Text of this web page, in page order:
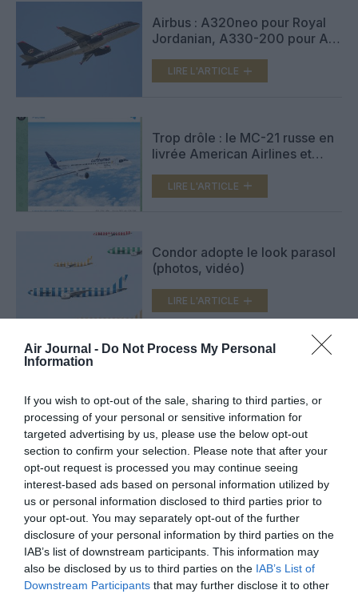
Air Journal - Do Not Process My Personal
Information
If you wish to opt-out of the sale, sharing to third parties, or
processing of your personal or sensitive information for
targeted advertising by us, please use the below opt-out
section to confirm your selection. Please note that after your
opt-out request is processed you may continue seeing
interest-based ads based on personal information utilized by
us or personal information disclosed to third parties prior to
your opt-out. You may separately opt-out of the further
disclosure of your personal information by third parties on the
IAB’s list of downstream participants. This information may
also be disclosed by us to third parties on the IAB’s List of
Downstream Participants that may further disclose it to other
Airbus : A320neo pour Royal
Jordanian, A330-200 pour Air
livrée de l’A350F
LIRE L'ARTICLE
Trop drôle : le MC-21 russe en
livrée American Airlines et
LIRE L'ARTICLE
Condor adopte le look parasol
(photos, vidéo)
LIRE L'ARTICLE
LIRE L'ARTICLE
VOIR PLUS D'ARTICLES
FAIRE UN DON